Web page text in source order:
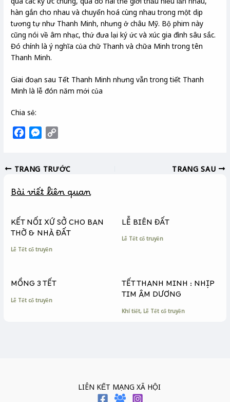
hàn gắn cho nhau và chuyển hoá cùng nhau trong một dịp
tương tự như Thanh Minh, nhưng ở châu Mỹ. Bộ phim này
cũng nói về âm nhạc, thứ đưa lại ký ức và xúc gia đình sâu sắc.
Đó chính là ý nghĩa của chữ Thanh và chữa Minh trong tên
Thanh Minh.
Giai đoạn sau Tết Thanh Minh nhưng vẫn trong tiết Thanh
Minh là lễ đón năm mới của
Chia sẻ:
e
o
k
M
s
n
e
r
y
i
k
TRANG TRƯỚC TRANG SAU
Bài viết liên quan
KẾT NỐI XỨ SỞ CHO BAN
THỜ & NHÀ ĐẤT
Lễ Tết cổ truyền
LỄ BIÊN ĐẤT
Lễ Tết cổ truyền
MỒNG 3 TẾT
Lễ Tết cổ truyền
TẾT THANH MINH : NHỊP
TIM ÂM DƯƠNG
Khí tiết, Lễ Tết cổ truyền
LIÊN KẾT MẠNG XÃ HỘI